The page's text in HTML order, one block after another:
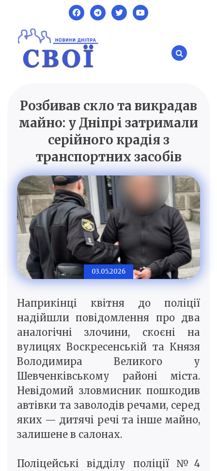
content
SVOI.DP.UA
Новини Дніпра
Розбивав скло та викрадав
майно: у Дніпрі затримали
серійного крадія з
транспортних засобів
03.05.2026
Наприкінці квітня до поліції
надійшли повідомлення про два
аналогічні злочини, скоєні на
вулицях Воскресенській та Князя
Володимира Великого у
Шевченківському районі міста.
Невідомий зловмисник пошкодив
автівки та заволодів речами, серед
яких — дитячі речі та інше майно,
залишене в салонах.
Поліцейські відділу поліції №4